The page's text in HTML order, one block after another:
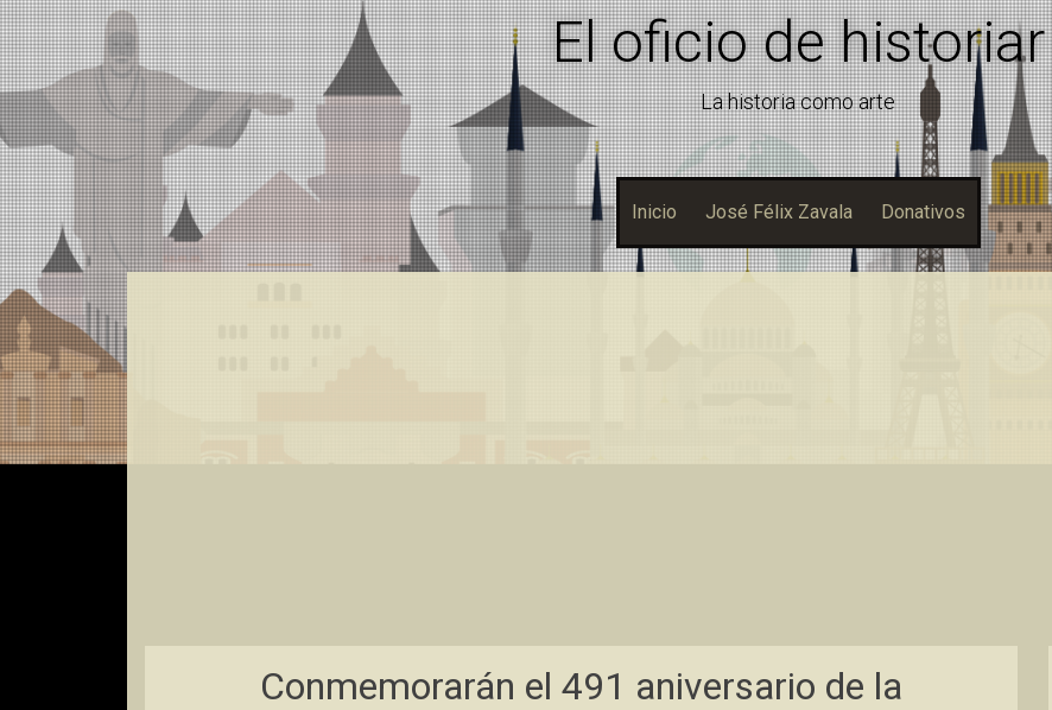
El oficio de historiar
La historia como arte
Inicio José Félix Zavala Donativos
Conmemorarán el 491 aniversario de la